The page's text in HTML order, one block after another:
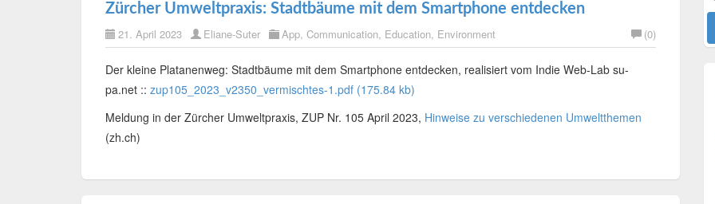
Zürcher Umweltpraxis: Stadtbäume mit dem Smartphone entdecken
21. April 2023 Eliane-Suter App, Communication, Education, Environment (0)
Der kleine Platanenweg: Stadtbäume mit dem Smartphone entdecken, realisiert vom Indie Web-Lab su-
pa.net :: zup105_2023_v2350_vermischtes-1.pdf (175.84 kb)
Meldung in der Zürcher Umweltpraxis, ZUP Nr. 105 April 2023, Hinweise zu verschiedenen Umweltthemen
(zh.ch)